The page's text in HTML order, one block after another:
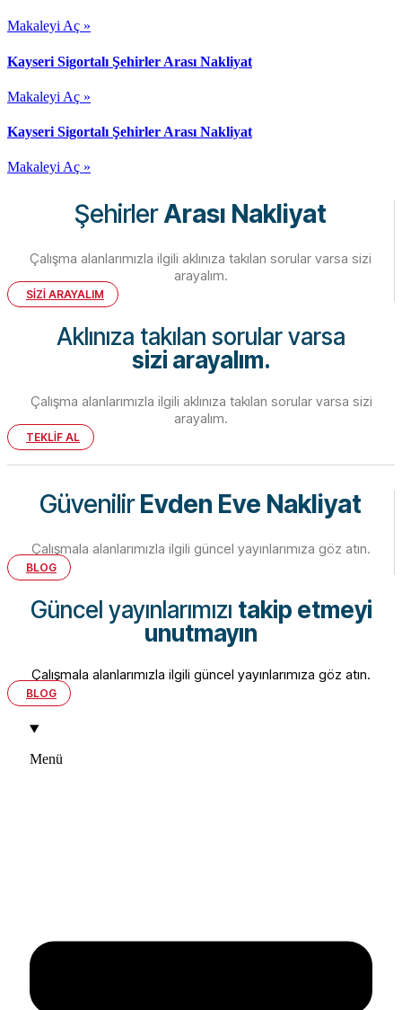
Makaleyi Aç »
Kayseri Sigortalı Şehirler Arası Nakliyat
Makaleyi Aç »
Kayseri Sigortalı Şehirler Arası Nakliyat
Makaleyi Aç »
ŞehirlerArası Nakliyat
Çalışma alanlarımızla ilgili aklınıza takılan sorular varsa sizi
arayalım.
SİZİ ARAYALIM
Aklınıza takılan sorular varsa
sizi arayalım.
Çalışma alanlarımızla ilgili aklınıza takılan sorular varsa sizi
arayalım.
TEKLİF AL
GüvenilirEvden Eve Nakliyat
Çalışmala alanlarımızla ilgili güncel yayınlarımıza göz atın.
BLOG
Güncel yayınlarımızı takip etmeyi
unutmayın
Çalışmala alanlarımızla ilgili güncel yayınlarımıza göz atın.
BLOG
Menü